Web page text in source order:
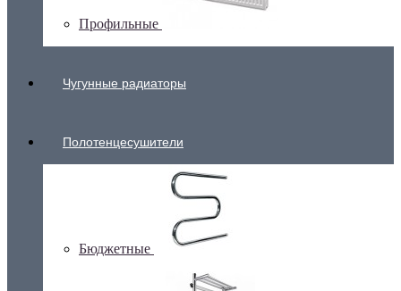
Профильные
Чугунные радиаторы
Полотенцесушители
Бюджетные